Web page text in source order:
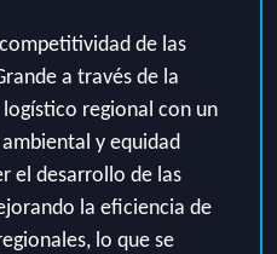
de las
a través de la
regional con un
y equidad
el desarrollo de las
la eficiencia de
lo que se